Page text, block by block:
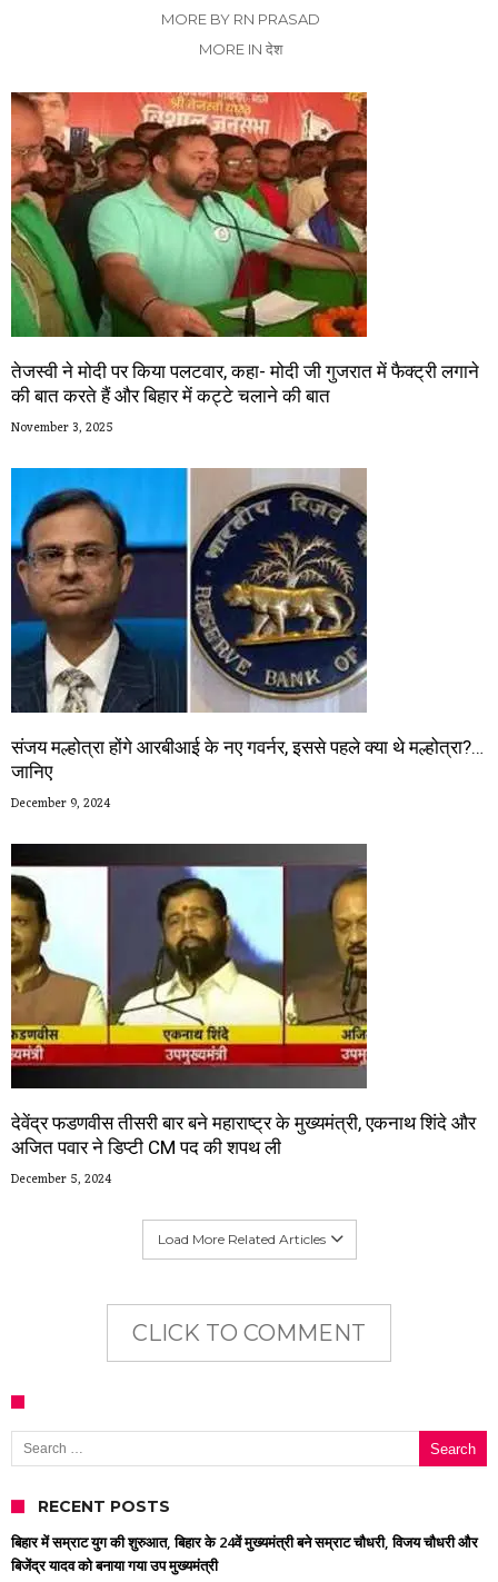
MORE BY RN PRASAD
MORE IN देश
तेजस्वी ने मोदी पर किया पलटवार, कहा- मोदी जी गुजरात में फैक्ट्री लगाने
की बात करते हैं और बिहार में कट्टे चलाने की बात
November 3, 2025
संजय मल्होत्रा होंगे आरबीआई के नए गवर्नर, इससे पहले क्या थे मल्होत्रा?…
जानिए
December 9, 2024
देवेंद्र फडणवीस तीसरी बार बने महाराष्ट्र के मुख्यमंत्री, एकनाथ शिंदे और
अजित पवार ने डिप्टी CM पद की शपथ ली
December 5, 2024
Load More Related Articles
CLICK TO COMMENT
Search for:
RECENT POSTS
बिहार में सम्राट युग की शुरुआत, बिहार के 24वें मुख्यमंत्री बने सम्राट चौधरी, विजय चौधरी और
बिजेंद्र यादव को बनाया गया उप मुख्यमंत्री